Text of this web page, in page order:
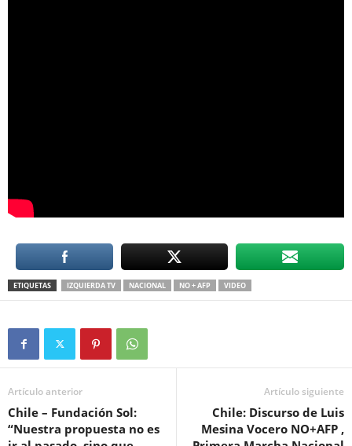
ETIQUETAS IZQUIERDA TV NACIONAL NO + AFP VIDEO
Artículo anterior
Chile – Fundación Sol:
“Nuestra propuesta no es
Artículo siguiente
Chile: Discurso de Luis
Mesina Vocero NO+AFP ,